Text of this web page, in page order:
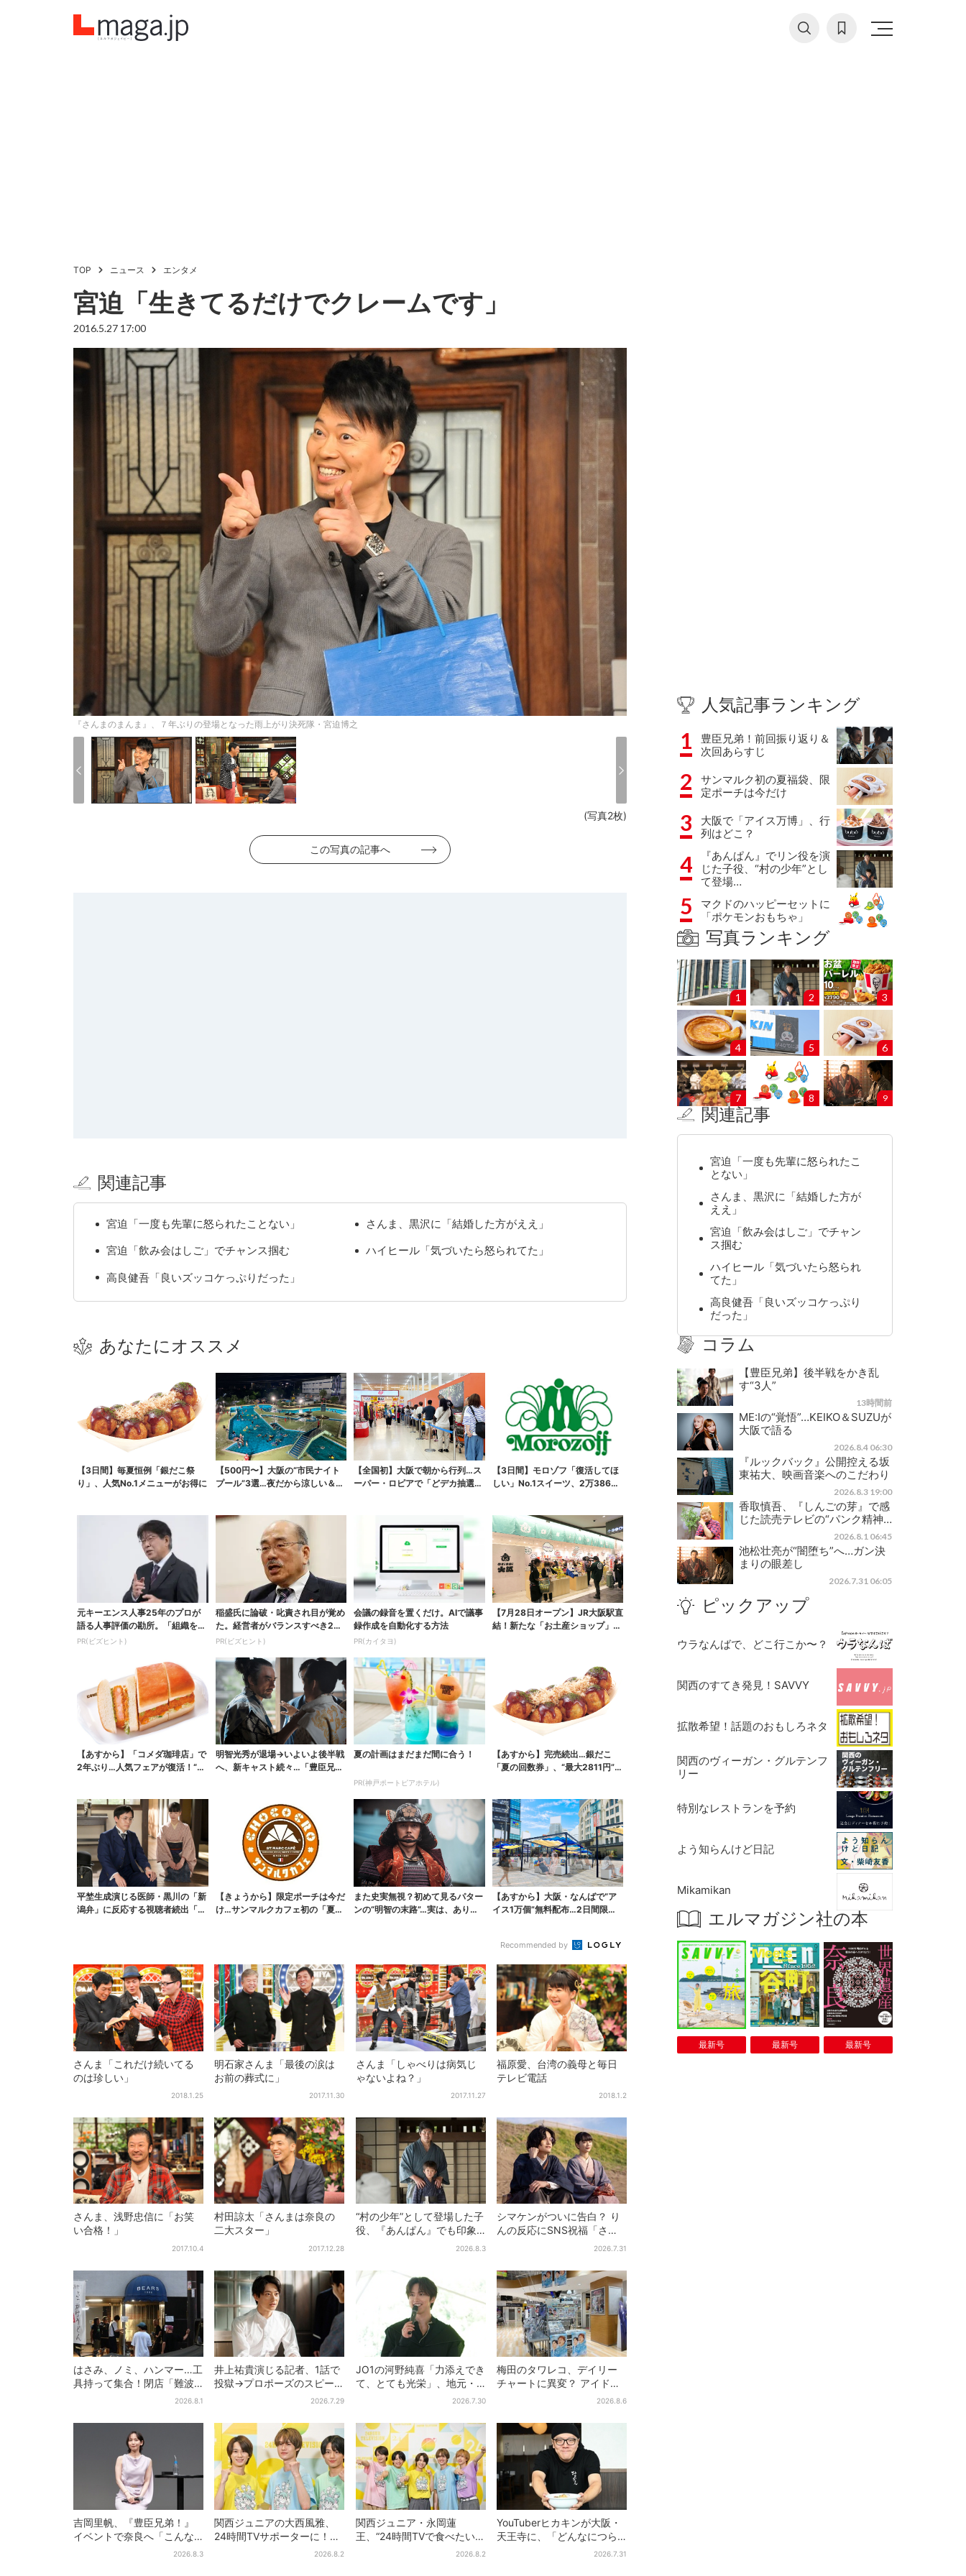
TOP ニュース エンタメ
宮迫「生きてるだけでクレームです」
2016.5.27 17:00
『さんまのまんま』、７年ぶりの登場となった雨上がり決死隊・宮迫博之
(写真2枚)
この写真の記事へ
関連記事
宮迫「一度も先輩に怒られたことない」
さんま、黒沢に「結婚した方がええ」
宮迫「飲み会はしご」でチャンス掴む
ハイヒール「気づいたら怒られてた」
高良健吾「良いズッコケっぷりだった」
あなたにオススメ
【3日間】毎夏恒例「銀だこ祭
り」、人気No.1メニューがお得に
【500円〜】大阪の“市民ナイト
プール”3選…夜だから涼しい＆コ
【全国初】大阪で朝から行列…ス
ーパー・ロピアで「どデカ抽選
【3日間】モロゾフ「復活してほ
しい」No.1スイーツ、2万3865
元キーエンス人事25年のプロが
語る人事評価の勘所。「組織を腐
らせるNG評価」とは...
PR(ビズヒント)
稲盛氏に論破・叱責され目が覚め
た。経営者がバランスすべき2つ
の背反
PR(ビズヒント)
会議の録音を置くだけ。AIで議事
録作成を自動化する方法
PR(カイタヨ)
【7月28日オープン】JR大阪駅直
結！新たな「お土産ショップ」、
【あすから】「コメダ珈琲店」で
2年ぶり…人気フェアが復活！“ハ
明智光秀が退場→いよいよ後半戦
へ、新キャスト続々…「豊臣兄
夏の計画はまだまだ間に合う！
PR(神戸ポートピアホテル)
【あすから】完売続出…銀だこ
「夏の回数券」、“最大2811円”お
平埜生成演じる医師・黒川の「新
潟弁」に反応する視聴者続出「グ
【きょうから】限定ポーチは今だ
け…サンマルクカフェ初の「夏福
また史実無視？初めて見るパター
ンの“明智の末路”…実は、ありえ
【あすから】大阪・なんばで“ア
イス1万個”無料配布…2日間限定
Recommended by
さんま「これだけ続いてる
のは珍しい」
2018.1.25
明石家さんま「最後の涙は
お前の葬式に」
2017.11.30
さんま「しゃべりは病気じ
ゃないよね？」
2017.11.27
福原愛、台湾の義母と毎日
テレビ電話
2018.1.2
さんま、浅野忠信に「お笑
い合格！」
2017.10.4
村田諒太「さんまは奈良の
二大スター」
2017.12.28
“村の少年”として登場した子
役、『あんぱん』でも印象
的だった…視聴者驚き「どう
2026.8.3
シマケンがついに告白？ り
んの反応にSNS祝福「さす
がに伝わったよね？」2026.7.31
はさみ、ノミ、ハンマー…工
具持って集合！閉店「難波
ベアーズ」最終日400人超…
い」
2026.8.1
井上祐貴演じる記者、1話で
投獄→プロポーズのスピー
ド感に視聴者驚き「横沢さ
2026.7.29
JO1の河野純喜「力添えでき
て、とても光栄」、地元・
奈良へ凱旋！学生時代の思
2026.7.30
梅田のタワレコ、デイリー
チャートに異変？ アイドル
に混じり“マユリカ”が1位
は
2026.8.6
吉岡里帆、『豊臣兄弟！』
イベントで奈良へ「こんな
に楽しんでもらえてうれし
2026.8.3
関西ジュニアの大西風雅、
24時間TVサポーターに！な
にわ男子・藤原丈一郎から
2026.8.2
関西ジュニア・永岡蓮
王、“24時間TVで食べたい差
し入れ”は？「キッチンカー
2026.8.2
YouTuberヒカキンが大阪・
天王寺に、「どんなにつら
い時でも…」ラーメン愛＆兄
2026.7.31
人気記事ランキング
1
豊臣兄弟！前回振り返り＆
次回あらすじ
2
サンマルク初の夏福袋、限
定ポーチは今だけ
3
大阪で「アイス万博」、行
列はどこ？
4
『あんぱん』でリン役を演
じた子役、“村の少年”とし
て登場…
5
マクドのハッピーセットに
「ポケモンおもちゃ」
写真ランキング
1 2 3
4 5 6
7 8 9
関連記事
宮迫「一度も先輩に怒られたこ
とない」
さんま、黒沢に「結婚した方が
ええ」
宮迫「飲み会はしご」でチャン
ス掴む
ハイヒール「気づいたら怒られ
てた」
高良健吾「良いズッコケっぷり
だった」
コラム
【豊臣兄弟】後半戦をかき乱
す“3人”
13時間前
ME:Iの“覚悟”…KEIKO＆SUZUが
大阪で語る
2026.8.4 06:30
『ルックバック』公開控える坂
東祐大、映画音楽へのこだわり
2026.8.3 19:00
香取慎吾、『しんごの芽』で感
じた読売テレビの“パンク精神…
2026.8.1 06:45
池松壮亮が“闇堕ち”へ…ガン決
まりの眼差し
2026.7.31 06:05
ピックアップ
ウラなんばで、どこ行こか〜？
関西のすてき発見！SAVVY
拡散希望！話題のおもしろネタ
関西のヴィーガン・グルテンフ
リー
特別なレストランを予約
よう知らんけど日記
Mikamikan
エルマガジン社の本
最新号 最新号 最新号